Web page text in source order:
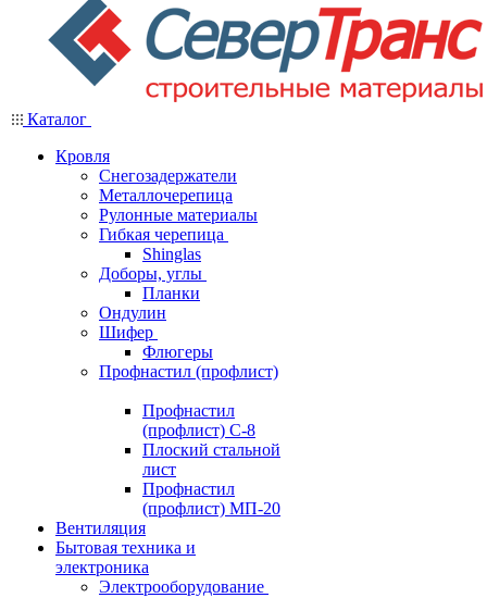
Каталог
Кровля
Снегозадержатели
Металлочерепица
Рулонные материалы
Гибкая черепица
Shinglas
Доборы, углы
Планки
Ондулин
Шифер
Флюгеры
Профнастил (профлист)
Профнастил
(профлист) С-8
Плоский стальной
лист
Профнастил
(профлист) МП-20
Вентиляция
Бытовая техника и
электроника
Электрооборудование